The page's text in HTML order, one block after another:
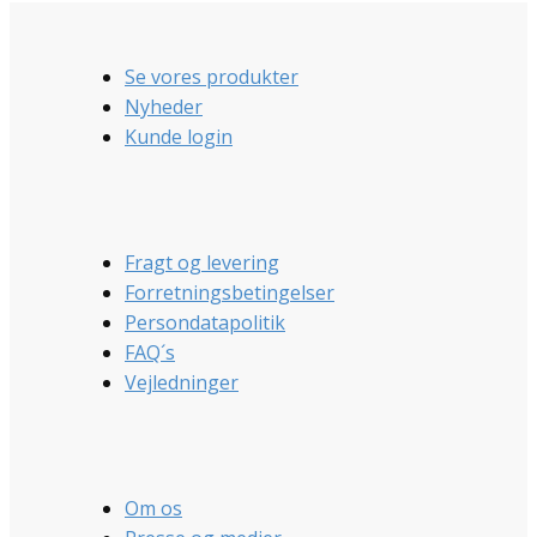
Se vores produkter
Nyheder
Kunde login
Fragt og levering
Forretningsbetingelser
Persondatapolitik
FAQ´s
Vejledninger
Om os